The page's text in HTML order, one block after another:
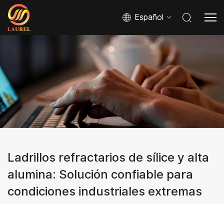
Español
Ladrillos refractarios de sílice y alta
alumina: Solución confiable para
condiciones industriales extremas